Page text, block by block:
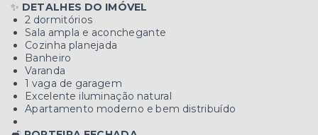
✨ DETALHES DO IMÓVEL
2 dormitórios
Sala ampla e aconchegante
Cozinha planejada
Banheiro
Varanda
1 vaga de garagem
Excelente iluminação natural
Apartamento moderno e bem distribuído